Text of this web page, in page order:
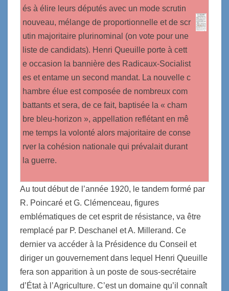
és à élire leurs députés avec un mode scrutin
nouveau, mélange de proportionnelle et de scr
utin majoritaire plurinominal (on vote pour une
liste de candidats). Henri Queuille porte à cett
e occasion la bannière des Radicaux-Socialist
es et entame un second mandat. La nouvelle c
hambre élue est composée de nombreux com
battants et sera, de ce fait, baptisée la « cham
bre bleu-horizon », appellation reflétant en mê
me temps la volonté alors majoritaire de conse
rver la cohésion nationale qui prévalait durant
la guerre.
Au tout début de l’année 1920, le tandem formé par
R. Poincaré et G. Clémenceau, figures
emblématiques de cet esprit de résistance, va être
remplacé par P. Deschanel et A. Millerand. Ce
dernier va accéder à la Présidence du Conseil et
diriger un gouvernement dans lequel Henri Queuille
fera son apparition à un poste de sous-secrétaire
d’État à l’Agriculture. C’est un domaine qu’il connaît